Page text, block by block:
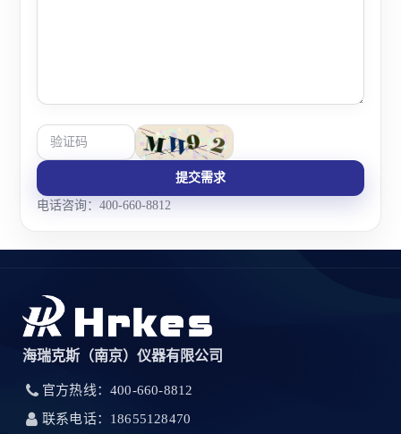
提交需求
电话咨询：400-660-8812
海瑞克斯（南京）仪器有限公司
官方热线：400-660-8812
联系电话：18655128470